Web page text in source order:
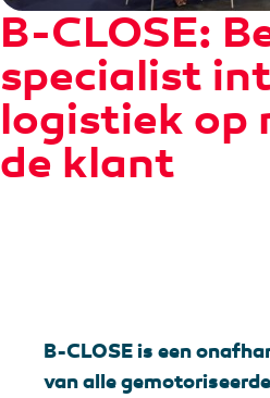
B-CLOSE:
specialist
logistiek op
de klant
B-CLOSE is een
van alle